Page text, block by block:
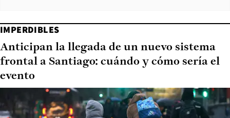
IMPERDIBLES
Anticipan la llegada de un nuevo sistema
frontal a Santiago: cuándo y cómo sería el
evento